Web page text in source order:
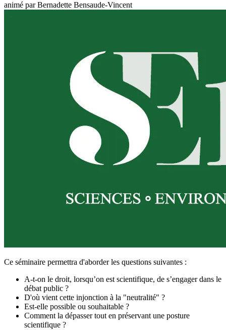
animé par Bernadette Bensaude-Vincent
Ce séminaire permettra d'aborder les questions suivantes :
A-t-on le droit, lorsqu’on est scientifique, de s’engager dans le
débat public ?
D'où vient cette injonction à la "neutralité" ?
Est-elle possible ou souhaitable ?
Comment la dépasser tout en préservant une posture
scientifique ?